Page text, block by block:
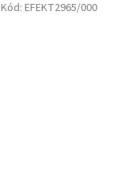
Kód: EFEKT2965/000